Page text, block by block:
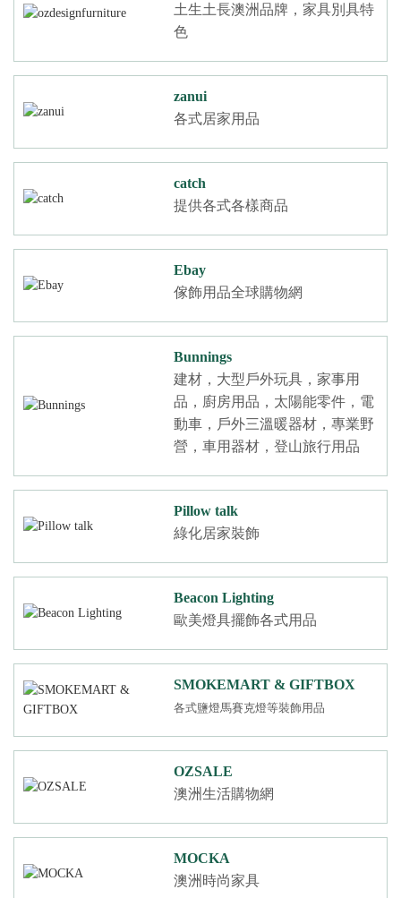
土生土長澳洲品牌，家具別具特
色
zanui
各式居家用品
catch
提供各式各樣商品
Ebay
傢飾用品全球購物網
Bunnings
建材，大型戶外玩具，家事用
品，廚房用品，太陽能零件，電
動車，戶外三溫暖器材，專業野
營，車用器材，登山旅行用品
Pillow talk
綠化居家裝飾
Beacon Lighting
歐美燈具擺飾各式用品
SMOKEMART & GIFTBOX
各式鹽燈馬賽克燈等裝飾用品
OZSALE
澳洲生活購物網
MOCKA
澳洲時尚家具